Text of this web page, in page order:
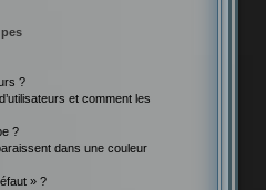
?
et comment les
?
dans une couleur
» ?